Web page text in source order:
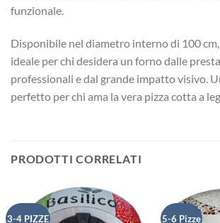
funzionale.
Disponibile nel diametro interno di 100 cm,
ideale per chi desidera un forno dalle
professionali e dal grande impatto visivo.
perfetto per chi ama la vera pizza cotta a
PRODOTTI CORRELATI
3-4 PIZZE 5-6 Pizze